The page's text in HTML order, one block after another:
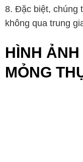
Đặc biệt, chúng
không qua trung
HÌNH
MỎNG